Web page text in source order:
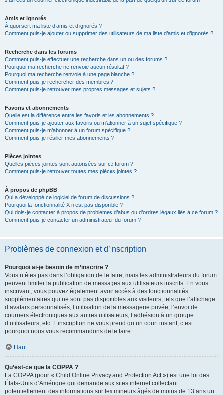
Amis et ignorés
À quoi sert ma liste d’amis et d’ignorés ?
Comment puis-je ajouter ou supprimer des utilisateurs de ma liste d’amis et d’ignorés ?
Recherche dans les forums
Comment puis-je effectuer une recherche dans un ou des forums ?
Pourquoi ma recherche ne renvoie aucun résultat ?
Pourquoi ma recherche renvoie à une page blanche ?!
Comment puis-je rechercher des membres ?
Comment puis-je retrouver mes propres messages et sujets ?
Favoris et abonnements
Quelle est la différence entre les favoris et les abonnements ?
Comment puis-je ajouter aux favoris ou m’abonner à un sujet spécifique ?
Comment puis-je m’abonner à un forum spécifique ?
Comment puis-je résilier mes abonnements ?
Pièces jointes
Quelles pièces jointes sont autorisées sur ce forum ?
Comment puis-je retrouver toutes mes pièces jointes ?
À propos de phpBB
Qui a développé ce logiciel de forum de discussions ?
Pourquoi la fonctionnalité X n’est pas disponible ?
Qui dois-je contacter à propos de problèmes d’abus ou d’ordres légaux liés à ce forum ?
Comment puis-je contacter un administrateur du forum ?
Problèmes de connexion et d’inscription
Pourquoi ai-je besoin de m’inscrire ?
Vous n’êtes pas dans l’obligation de le faire, mais les administrateurs du forum
peuvent limiter la publication de messages aux utilisateurs inscrits. En vous
inscrivant, vous pouvez également avoir accès à des fonctionnalités
supplémentaires qui ne sont pas disponibles aux visiteurs, tels que l’affichage
d’avatars personnalisés, l’utilisation de la messagerie privée, l’envoi de
courriers électroniques aux autres utilisateurs, l’adhésion à un groupe
d’utilisateurs, etc. L’inscription ne vous prend qu’un court instant, c’est
pourquoi nous vous recommandons de le faire.
Haut
Qu’est-ce que la COPPA ?
La COPPA (pour « Child Online Privacy and Protection Act ») est une loi des
États-Unis d’Amérique qui demande aux sites internet collectant
potentiellement des informations sur les mineurs âgés de moins de 13 ans un